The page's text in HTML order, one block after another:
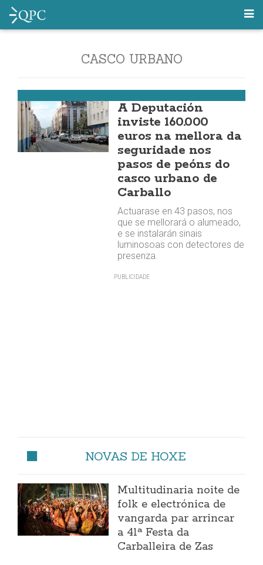
CASCO URBANO
A Deputación
inviste 160.000
euros na mellora da
seguridade nos
pasos de peóns do
casco urbano de
Carballo
Actuarase en 43 pasos, nos
que se mellorará o alumeado,
e se instalarán sinais
luminosoas con detectores de
presenza.
NOVAS DE HOXE
Multitudinaria noite de
folk e electrónica de
vangarda par arrincar
a 41ª Festa da
Carballeira de Zas